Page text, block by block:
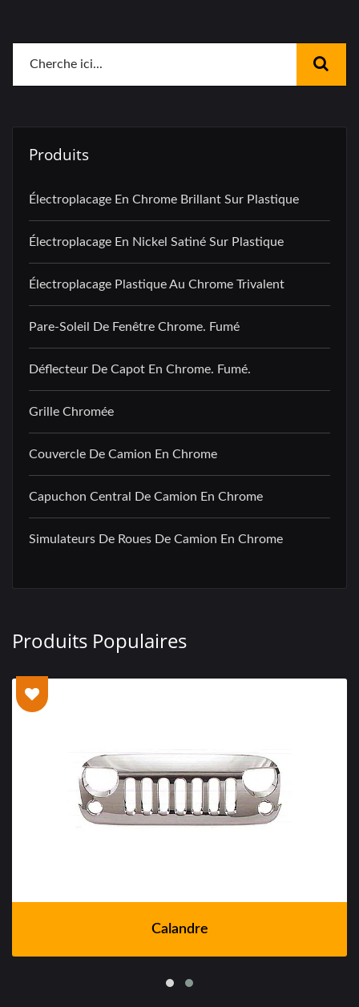
Produits
Électroplacage En Chrome Brillant Sur Plastique
Électroplacage En Nickel Satiné Sur Plastique
Électroplacage Plastique Au Chrome Trivalent
Pare-Soleil De Fenêtre Chrome. Fumé
Déflecteur De Capot En Chrome. Fumé.
Grille Chromée
Couvercle De Camion En Chrome
Capuchon Central De Camion En Chrome
Simulateurs De Roues De Camion En Chrome
Produits Populaires
Calandre